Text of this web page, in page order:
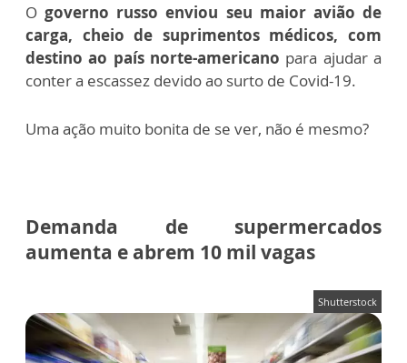
Ogoverno russo enviou seu maior avião de
carga, cheio de suprimentos médicos, com
destino ao país norte-americano para ajudar a
conter a escassez devido ao surto de Covid-19.
Uma ação muito bonita de se ver, não é mesmo?
Demanda de supermercados
aumenta e abrem 10 mil vagas
Shutterstock